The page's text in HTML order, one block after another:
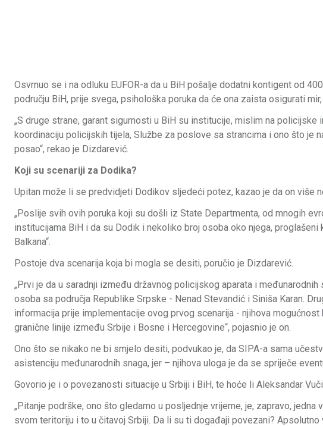
Osvrnuo se i na odluku EUFOR-a da u BiH pošalje dodatni kontigent od
području BiH, prije svega, psihološka poruka da će ona zaista osigurati
„S druge strane, garant sigurnosti u BiH su institucije, mislim na
koordinaciju policijskih tijela, Službe za poslove sa strancima i ono što je
posao“, rekao je Dizdarević.
Koji su scenariji za Dodika?
Upitan može li se predvidjeti Dodikov sljedeći potez, kazao je da on više
„Poslije svih ovih poruka koji su došli iz State Departmenta, od mnogih
institucijama BiH i da su Dodik i nekoliko broj osoba oko njega,
Balkana“.
Postoje dva scenarija koja bi mogla se desiti, poručio je Dizdarević.
„Prvi je da u saradnji između državnog policijskog aparata i
osoba sa područja Republike Srpske - Nenad Stevandić i Siniša Karan.
informacija prije implementacije ovog prvog scenarija - njihova
granične linije između Srbije i Bosne i Hercegovine“, pojasnio je on.
Ono što se nikako ne bi smjelo desiti, podvukao je, da SIPA-a sama
asistenciju međunarodnih snaga, jer – njihova uloga je da se spriječe
Govorio je i o povezanosti situacije u Srbiji i BiH, te hoće li Aleksandar
„Pitanje podrške, ono što gledamo u posljednje vrijeme, je, zapravo,
svom teritoriju i to u čitavoj Srbiji. Da li su ti događaji povezani?